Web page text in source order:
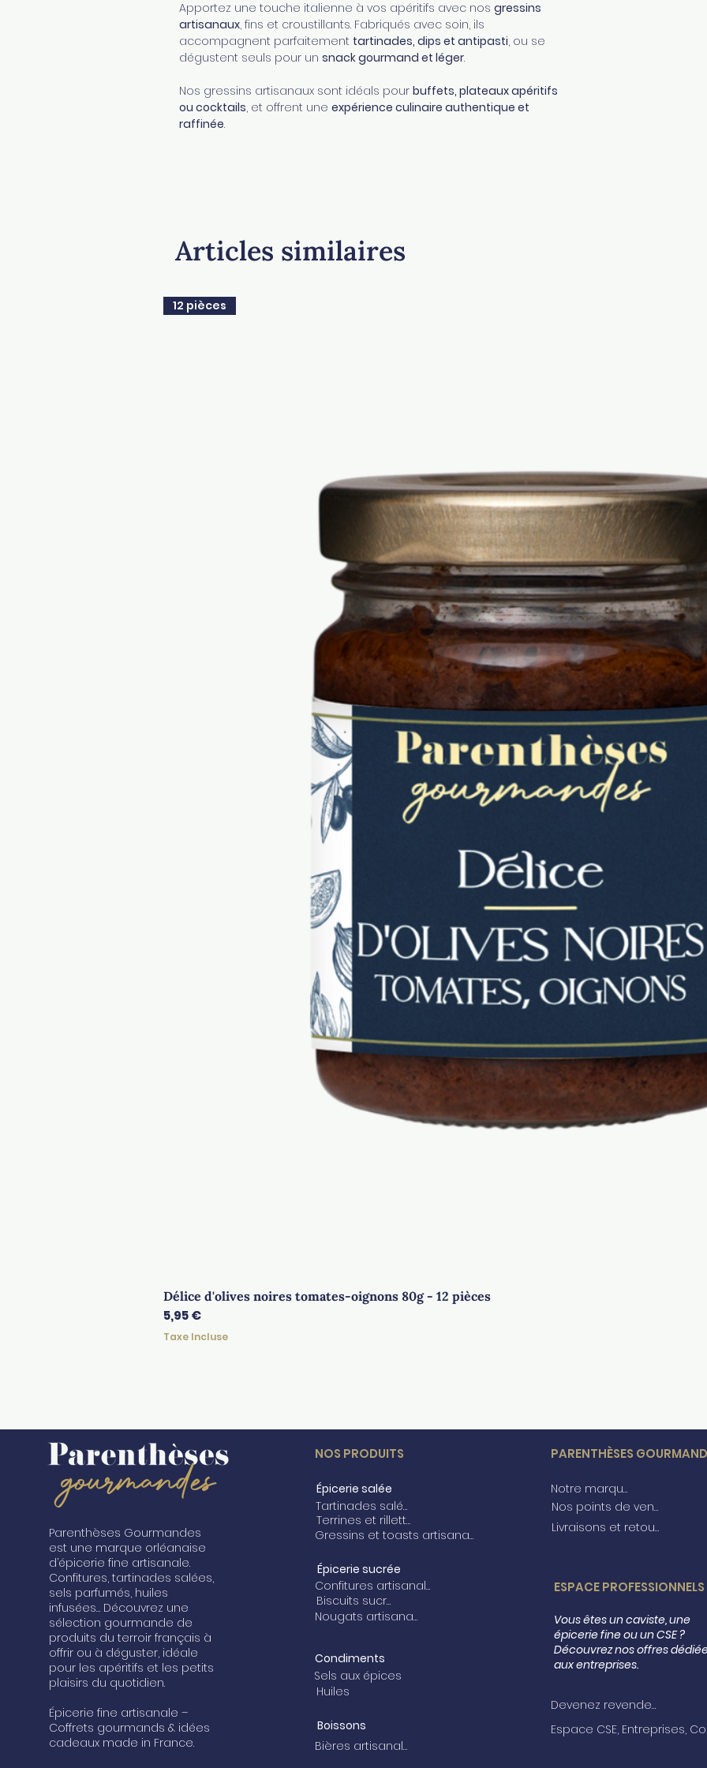
Apportez une touche italienne à vos apéritifs avec nos gressins
artisanaux, fins et croustillants. Fabriqués avec soin, ils
accompagnent parfaitement tartinades, dips et antipasti, ou se
dégustent seuls pour un snack gourmand et léger.
Nos gressins artisanaux sont idéals pour buffets, plateaux apéritifs
ou cocktails, et offrent une expérience culinaire authentique et
raffinée.
Articles similaires
Aperçu rapide
12 pièces
Délice d'olives noires tomates-oignons 80g - 12 pièces
Prix
5,95 €
Taxe Incluse
Parenthèses Gourmandes
est une marque orléanaise
d’épicerie fine artisanale.
Confitures, tartinades salées,
sels parfumés, huiles
infusées… Découvrez une
sélection gourmande de
produits du terroir français à
offrir ou à déguster, idéale
pour les apéritifs et les petits
plaisirs du quotidien.
Épicerie fine artisanale –
Coffrets gourmands & idées
cadeaux made in France.
NOS PRODUITS
Épicerie salée
Tartinades salées
Terrines et rillettes
Gressins et toasts artisanaux
Épicerie sucrée
Confitures artisanales
Biscuits sucrés
Nougats artisanaux
Condiments
Sels aux épices
Huiles
Boissons
Bières artisanales
PARENTHÈSES
Notre marque
Nos points de vente
Livraisons et retours
ESPACE PROFESSIONNELS
Vous êtes un caviste, une
épicerie fine ou un CSE ?
Découvrez nos offres
aux entreprises.
Devenez revendeur